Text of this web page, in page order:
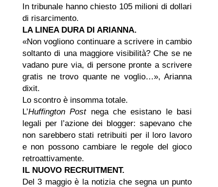
In tribunale hanno chiesto 105 milioni di dollari
di risarcimento.
LA LINEA DURA DI ARIANNA.
«Non vogliono continuare a scrivere in cambio
soltanto di una maggiore visibilità? Che se ne
vadano pure via, di persone pronte a scrivere
gratis ne trovo quante ne voglio…», Arianna
dixit.
Lo scontro è insomma totale.
L’Huffington Postnega che esistano le basi
legali per l’azione dei blogger: sapevano che
non sarebbero stati retribuiti per il loro lavoro
e non possono cambiare le regole del gioco
retroattivamente.
IL NUOVO RECRUITMENT.
Del 3 maggio è la notizia che segna un punto